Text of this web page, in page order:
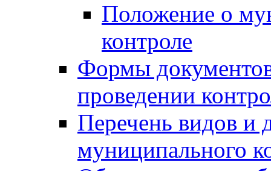
Положение о
контроле
Формы
проведении
Перечень видов и
муниципального